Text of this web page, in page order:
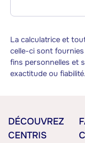
La calculatrice et
celle-ci sont
fins personnelles et
exactitude ou fiabilité.
DÉCOUVREZ
CENTRIS